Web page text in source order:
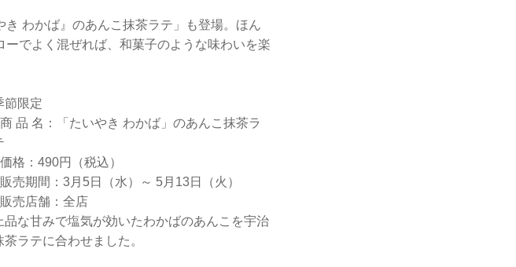
わかば』のあんこ抹茶ラテ」も登場。ほん
でよく混ぜれば、和菓子のような味わいを楽
節限定
品 名：「たいやき わかば」のあんこ抹茶ラ
格：490円（税込）
売期間：3月5日（水）～ 5月13日（火）
売店舗：全店
品な甘みで塩気が効いたわかばのあんこを宇治
茶ラテに合わせました。